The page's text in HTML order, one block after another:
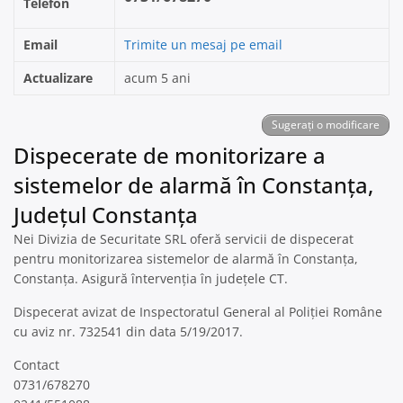
Email
Trimite un mesaj pe email
Actualizare
acum 5 ani
Sugerați o modificare
Dispecerate de monitorizare a
sistemelor de alarmă în Constanţa,
Județul Constanța
Nei Divizia de Securitate SRL oferă servicii de dispecerat
pentru monitorizarea sistemelor de alarmă în Constanța,
Constanța. Asigură întervenția în județele CT.
Dispecerat avizat de Inspectoratul General al Poliției Române
cu aviz nr. 732541 din data 5/19/2017.
Contact
0731/678270